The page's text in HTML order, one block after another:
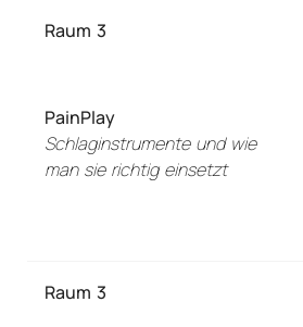
Raum 3
PainPlay
Schlaginstrumente und wie
man sie richtig einsetzt
Raum 3